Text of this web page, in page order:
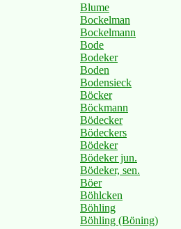
Blume
Bockelman
Bockelmann
Bode
Bodeker
Boden
Bodensieck
Böcker
Böckmann
Bödecker
Bödeckers
Bödeker
Bödeker jun.
Bödeker, sen.
Böer
Böhlcken
Böhling
Böhling (Böning)